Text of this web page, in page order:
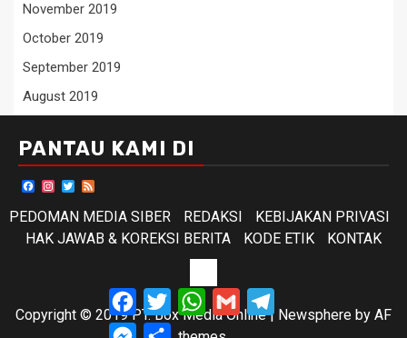
November 2019
October 2019
September 2019
August 2019
PANTAU KAMI DI
Facebook
Instagram
Twitter
PEDOMAN MEDIA SIBER
REDAKSI
KEBIJAKAN PRIVASI
HAK JAWAB & KOREKSI BERITA
KODE ETIK KONTAK
ETIK
Copyright © 2019 PT. Box Media Online| Newsphere by AF
Facebook
TwitterWhatsApp
Gmail
Messenger
Share